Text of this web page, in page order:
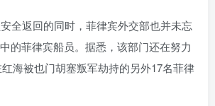
全返回的同时，菲律宾外交部也并未忘
的菲律宾船员。据悉，该部门还在努力
海被也门胡塞叛军劫持的另外17名菲律